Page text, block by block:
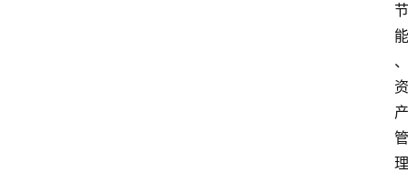
节
能
、
资
产
管
理